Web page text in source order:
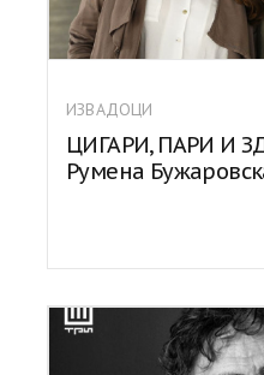
ИЗВАДОЦИ
ЦИГАРИ, ПАРИ И
Румена